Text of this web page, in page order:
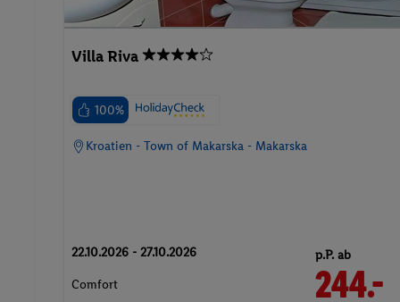
Villa Riva
100%
Kroatien - Town of Makarska - Makarska
22.10.2026 - 27.10.2026
Comfort
p.P. ab
244.-